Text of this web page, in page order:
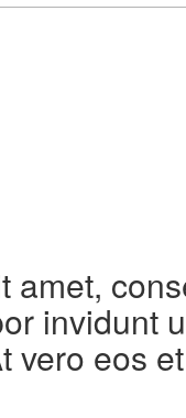
amet,
invidunt
vero eos